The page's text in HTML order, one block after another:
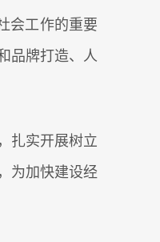
会工作的重要
品牌打造、人
扎实开展树立
为加快建设经